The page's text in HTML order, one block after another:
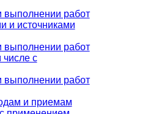
выполнении работ
и источниками
выполнении работ
с
выполнении работ
и приемам